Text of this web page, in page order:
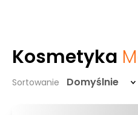
Kosmetyka
Sortowanie Domyślnie